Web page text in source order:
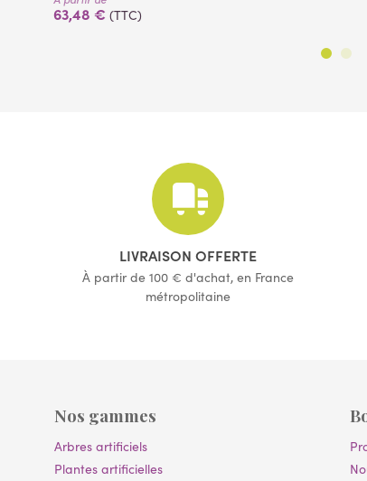
(8 avis)
63,48 € (TTC)
LIVRAISON OFFERTE
À partir de 100 € d'achat, en France
métropolitaine
Nos gammes
Arbres artificiels
Plantes artificielles